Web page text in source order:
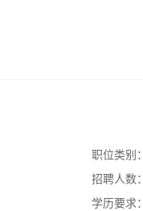
职位类别：
招聘人数：
学历要求：